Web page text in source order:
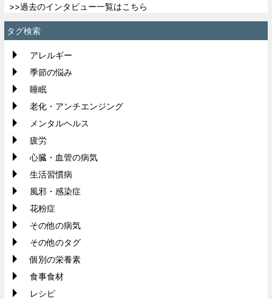
>>過去のインタビュー一覧はこちら
タグ検索
アレルギー
季節の悩み
睡眠
老化・アンチエンジング
メンタルヘルス
疲労
心臓・血管の病気
生活習慣病
風邪・感染症
花粉症
その他の病気
その他のタグ
個別の栄養素
食事食材
レシピ